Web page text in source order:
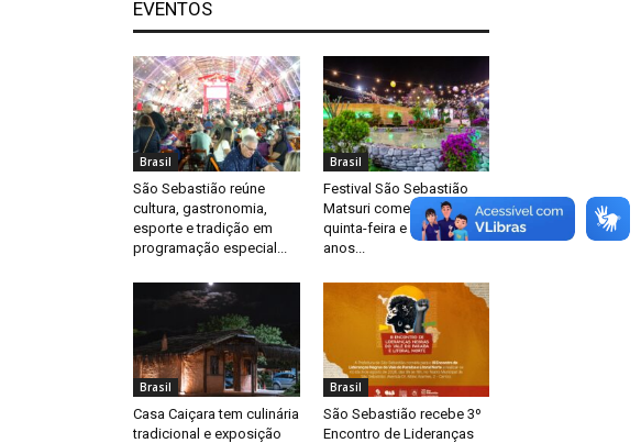
EVENTOS
Brasil
São Sebastião reúne
cultura, gastronomia,
esporte e tradição em
programação especial...
Brasil
Festival São Sebastião
Matsuri começa nesta
quinta-feira e celebra 70
anos...
Brasil
Casa Caiçara tem culinária
tradicional e exposição
Brasil
São Sebastião recebe 3º
Encontro de Lideranças